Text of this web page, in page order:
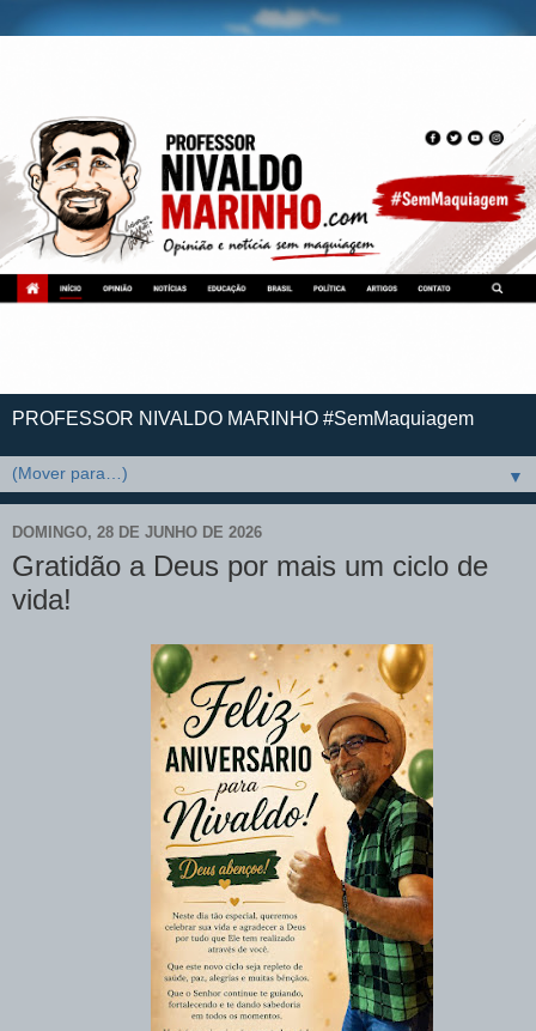
PROFESSOR NIVALDO MARINHO #SemMaquiagem
▼
DOMINGO, 28 DE JUNHO DE 2026
Gratidão a Deus por mais um ciclo de
vida!